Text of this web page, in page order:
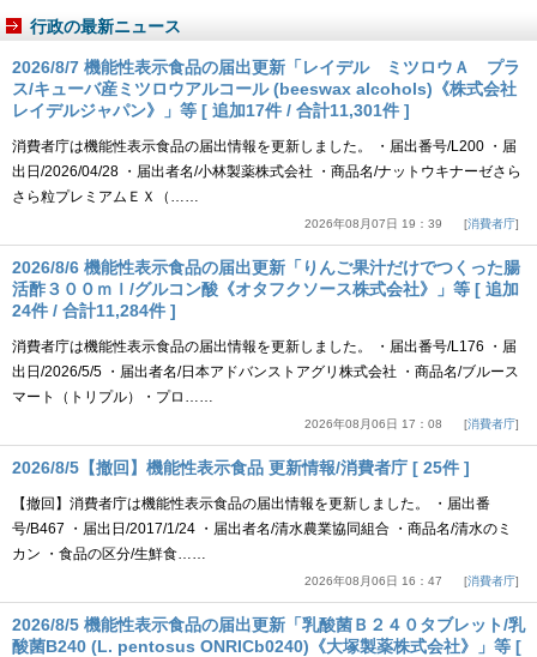
行政の最新ニュース
2026/8/7 機能性表示食品の届出更新「レイデル ミツロウＡ プラ
ス/キューバ産ミツロウアルコール (beeswax alcohols)《株式会社
レイデルジャパン》」等 [ 追加17件 / 合計11,301件 ]
消費者庁は機能性表示食品の届出情報を更新しました。 ・届出番号/L200 ・届
出日/2026/04/28 ・届出者名/小林製薬株式会社 ・商品名/ナットウキナーゼさら
さら粒プレミアムＥＸ（……
2026年08月07日 19：39 消費者庁
2026/8/6 機能性表示食品の届出更新「りんご果汁だけでつくった腸
活酢３００ｍｌ/グルコン酸《オタフクソース株式会社》」等 [ 追加
24件 / 合計11,284件 ]
消費者庁は機能性表示食品の届出情報を更新しました。 ・届出番号/L176 ・届
出日/2026/5/5 ・届出者名/日本アドバンストアグリ株式会社 ・商品名/ブルース
マート（トリプル）・プロ……
2026年08月06日 17：08 消費者庁
2026/8/5【撤回】機能性表示食品 更新情報/消費者庁 [ 25件 ]
【撤回】消費者庁は機能性表示食品の届出情報を更新しました。 ・届出番
号/B467 ・届出日/2017/1/24 ・届出者名/清水農業協同組合 ・商品名/清水のミ
カン ・食品の区分/生鮮食……
2026年08月06日 16：47 消費者庁
2026/8/5 機能性表示食品の届出更新「乳酸菌Ｂ２４０タブレット/乳
酸菌B240 (L. pentosus ONRICb0240)《大塚製薬株式会社》」等 [